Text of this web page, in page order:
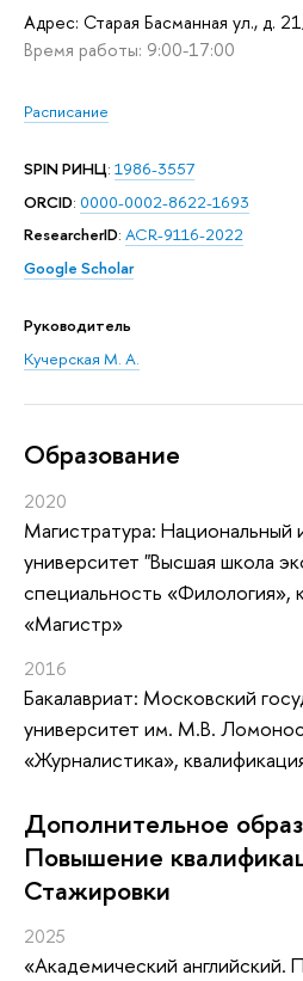
Адрес: Старая Басманная ул., д.
Время работы: 9:00-17:00
Расписание
SPIN РИНЦ: 1986-3557
ORCID: 0000-0002-8622-1693
ResearcherID: ACR-9116-2022
Google Scholar
Руководитель
Кучерская М. А.
Oбразование
2020
Магистратура: Национальный
университет "Высшая школа
специальность «Филология»,
«Магистр»
2016
Бакалавриат: Московский
университет им. М.В.
«Журналистика»,
Дополнительное
Повышение
Стажировки
2025
«Академический английский.